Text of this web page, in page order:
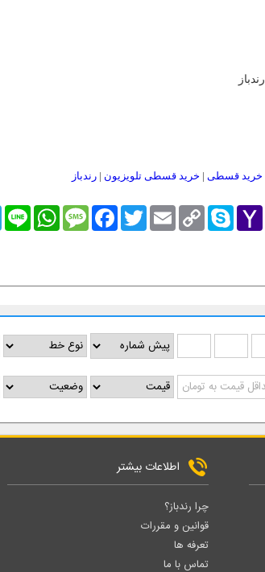
رندباز
خرید قسطی | خرید قسطی تلویزیون | رندباز
Line
WhatsAppMessageFacebookTwitter Email
Copy
Link
Skype Yahoo
اطلاعات بیشتر
چرا رندباز؟
قوانین و مقررات
تعرفه ها
تماس با ما